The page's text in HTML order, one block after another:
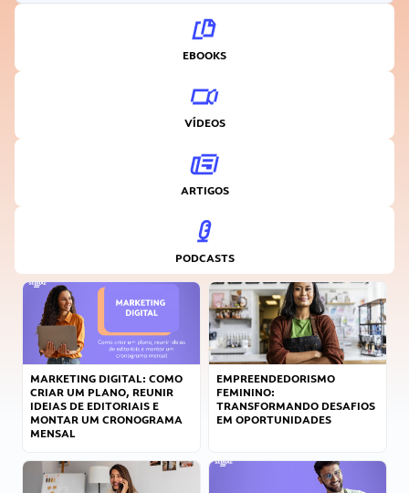
EBOOKS
VÍDEOS
ARTIGOS
PODCASTS
MARKETING DIGITAL: COMO
CRIAR UM PLANO, REUNIR
IDEIAS DE EDITORIAIS E
MONTAR UM CRONOGRAMA
MENSAL
EMPREENDEDORISMO
FEMININO:
TRANSFORMANDO DESAFIOS
EM OPORTUNIDADES